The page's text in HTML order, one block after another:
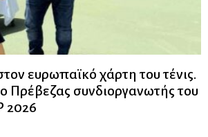
ευρωπαϊκό χάρτη του τένις.
Πρέβεζας συνδιοργανωτής του
2026